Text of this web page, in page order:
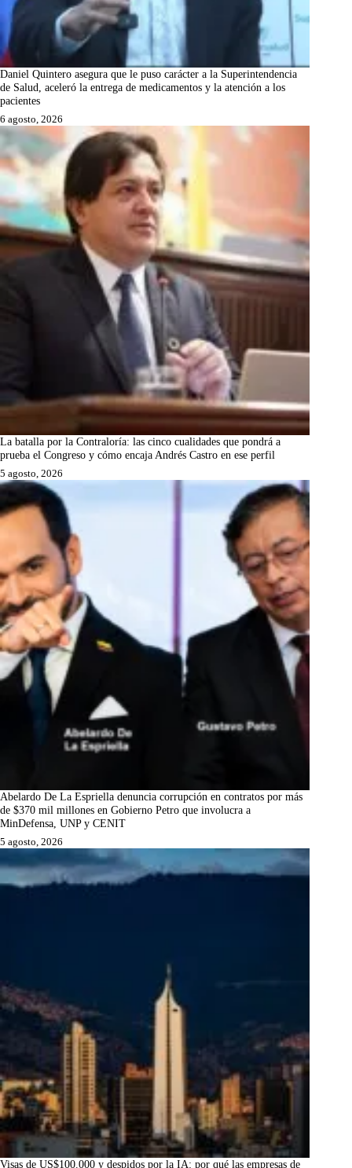
Daniel Quintero asegura que le puso carácter a la Superintendencia
de Salud, aceleró la entrega de medicamentos y la atención a los
pacientes
6 agosto, 2026
La batalla por la Contraloría: las cinco cualidades que pondrá a
prueba el Congreso y cómo encaja Andrés Castro en ese perfil
5 agosto, 2026
Abelardo De La Espriella denuncia corrupción en contratos por más
de $370 mil millones en Gobierno Petro que involucra a
MinDefensa, UNP y CENIT
5 agosto, 2026
Visas de US$100.000 y despidos por la IA: por qué las empresas de